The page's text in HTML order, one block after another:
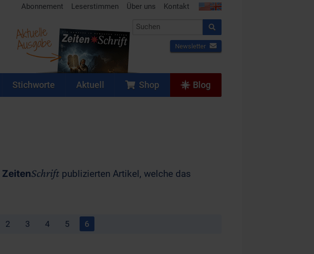
Abonnement Leserstimmen Über uns Kontakt
Newsletter
Aktuelle
Ausgabe
Stichworte Aktuell Shop Blog
ZeitenSchrift publizierten Artikel, welche das
2 3 4 5 6